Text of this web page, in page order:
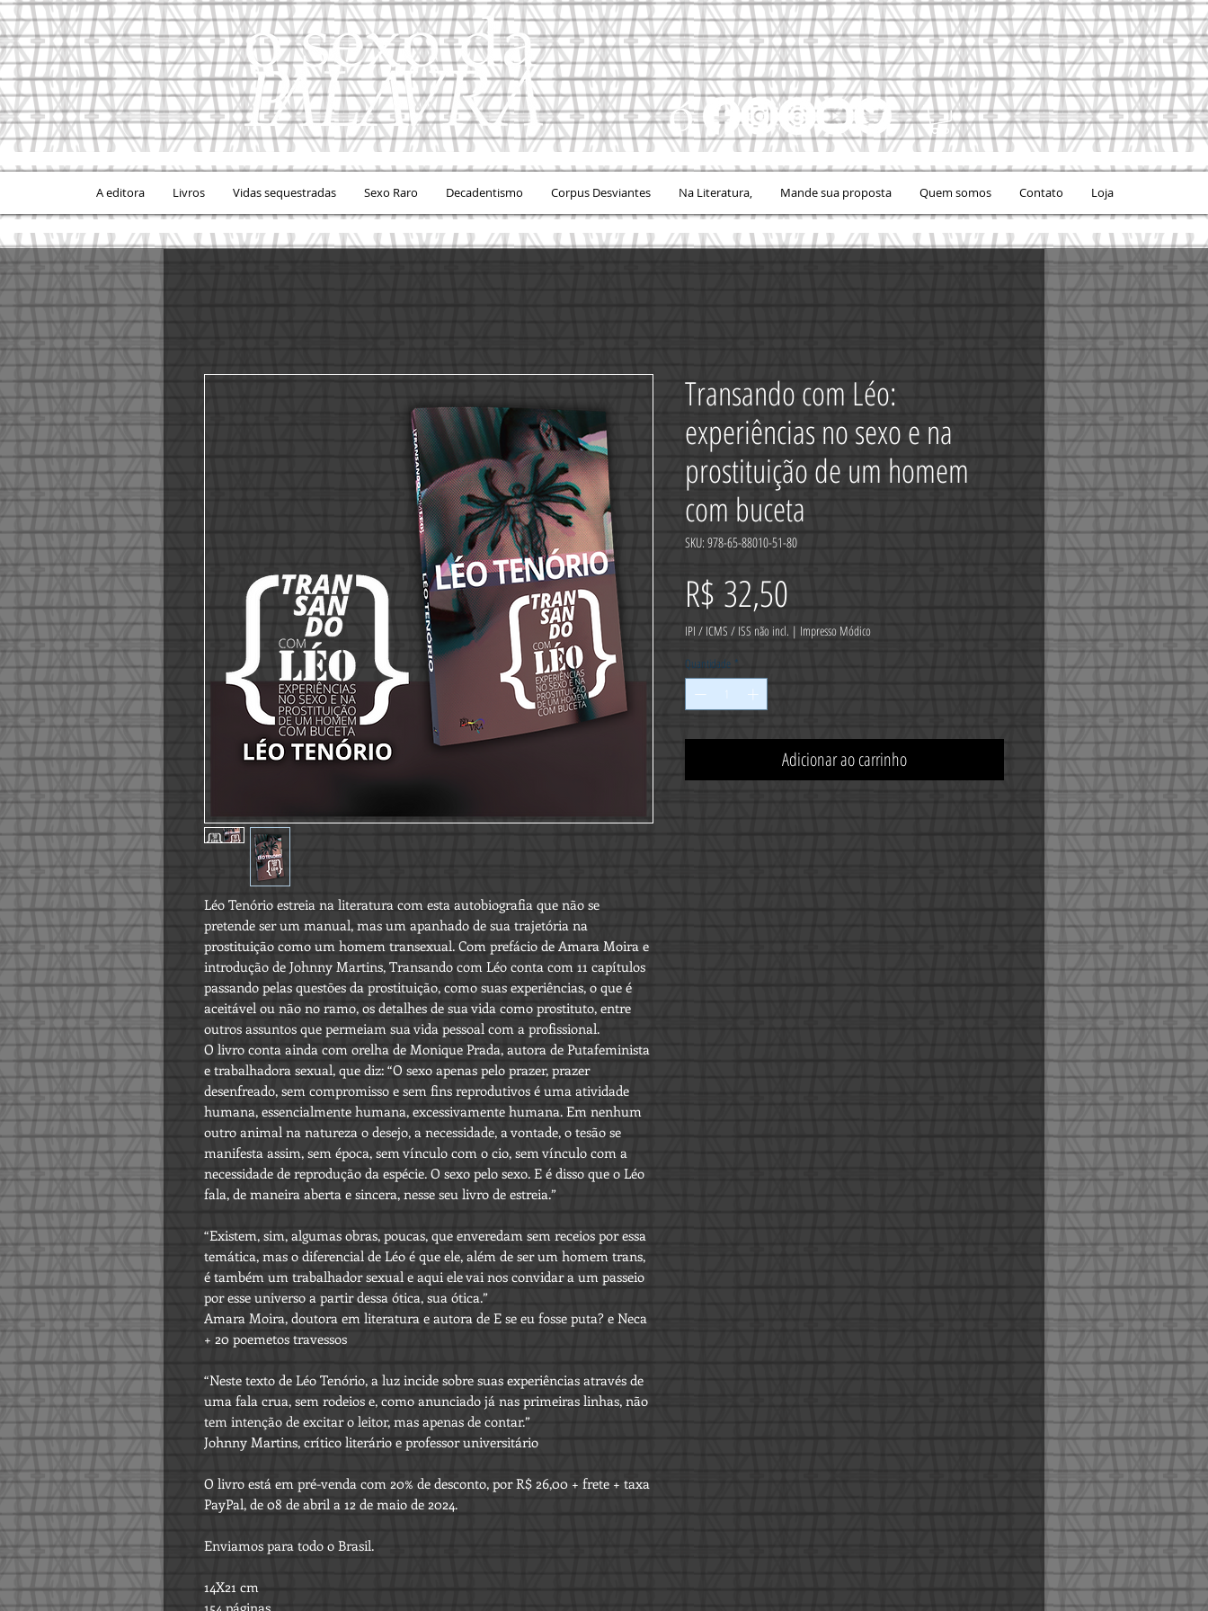
A editora Livros Vidas sequestradas Sexo Raro Decadentismo Corpus Desviantes Na Literatura, Mande sua proposta Quem somos Contato Loja
Léo Tenório estreia na literatura com esta autobiografia que não se
pretende ser um manual, mas um apanhado de sua trajetória na
prostituição como um homem transexual. Com prefácio de Amara Moira e
introdução de Johnny Martins, Transando com Léo conta com 11 capítulos
passando pelas questões da prostituição, como suas experiências, o que é
aceitável ou não no ramo, os detalhes de sua vida como prostituto, entre
outros assuntos que permeiam sua vida pessoal com a profissional.
O livro conta ainda com orelha de Monique Prada, autora de Putafeminista
e trabalhadora sexual, que diz: “O sexo apenas pelo prazer, prazer
desenfreado, sem compromisso e sem fins reprodutivos é uma atividade
humana, essencialmente humana, excessivamente humana. Em nenhum
outro animal na natureza o desejo, a necessidade, a vontade, o tesão se
manifesta assim, sem época, sem vínculo com o cio, sem vínculo com a
necessidade de reprodução da espécie. O sexo pelo sexo. E é disso que o Léo
fala, de maneira aberta e sincera, nesse seu livro de estreia.”
“Existem, sim, algumas obras, poucas, que enveredam sem receios por essa
temática, mas o diferencial de Léo é que ele, além de ser um homem trans,
é também um trabalhador sexual e aqui ele vai nos convidar a um passeio
por esse universo a partir dessa ótica, sua ótica.”
Amara Moira, doutora em literatura e autora de E se eu fosse puta? e Neca
+ 20 poemetos travessos
“Neste texto de Léo Tenório, a luz incide sobre suas experiências através de
uma fala crua, sem rodeios e, como anunciado já nas primeiras linhas, não
tem intenção de excitar o leitor, mas apenas de contar.”
Johnny Martins, crítico literário e professor universitário
O livro está em pré-venda com 20% de desconto, por R$ 26,00 + frete + taxa
PayPal, de 08 de abril a 12 de maio de 2024.
Enviamos para todo o Brasil.
14X21 cm
154 páginas
Transando com Léo:
experiências no sexo e na
prostituição de um homem
com buceta
SKU: 978-65-88010-51-80
R$ 32,50
IPI / ICMS / ISS não incl. | Impresso Módico
Quantidade *
Adicionar ao carrinho